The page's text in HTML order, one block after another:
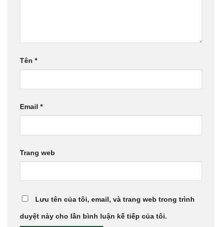
Tên *
Email *
Trang web
Lưu tên của tôi, email, và trang web trong trình
duyệt này cho lần bình luận kế tiếp của tôi.